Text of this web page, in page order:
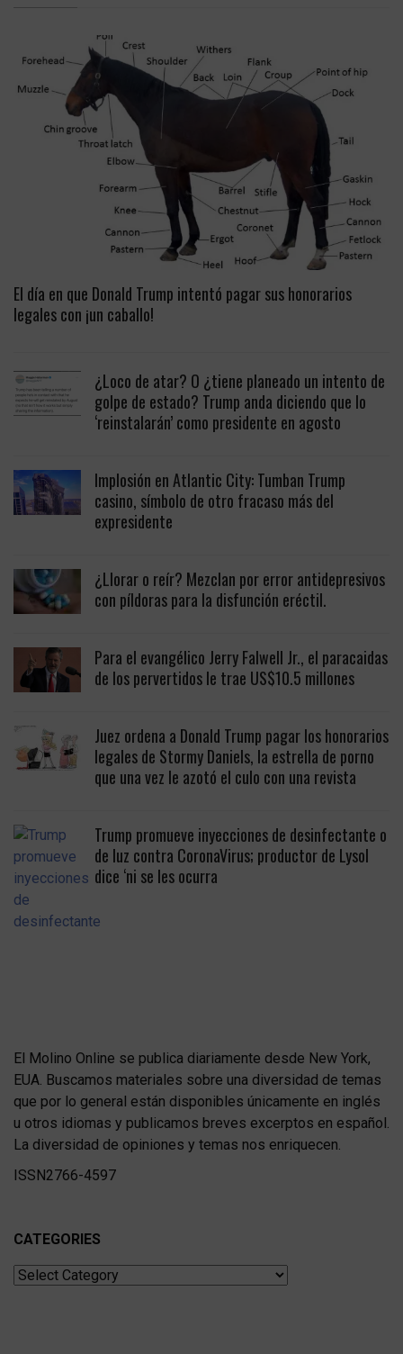
El día en que Donald Trump intentó pagar sus honorarios
legales con ¡un caballo!
¿Loco de atar? O ¿tiene planeado un intento de
golpe de estado? Trump anda diciendo que lo
‘reinstalarán’ como presidente en agosto
Implosión en Atlantic City: Tumban Trump
casino, símbolo de otro fracaso más del
expresidente
¿Llorar o reír? Mezclan por error antidepresivos
con píldoras para la disfunción eréctil.
Para el evangélico Jerry Falwell Jr., el paracaidas
de los pervertidos le trae US$10.5 millones
Juez ordena a Donald Trump pagar los honorarios
legales de Stormy Daniels, la estrella de porno
que una vez le azotó el culo con una revista
Trump promueve inyecciones de desinfectante o
de luz contra CoronaVirus; productor de Lysol
dice ‘ni se les ocurra
El Molino Online se publica diariamente desde New York,
EUA. Buscamos materiales sobre una diversidad de temas
que por lo general están disponibles únicamente en inglés
u otros idiomas y publicamos breves excerptos en español.
La diversidad de opiniones y temas nos enriquecen.
ISSN2766-4597
CATEGORIES
Categories